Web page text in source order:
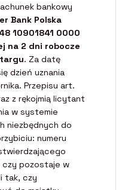
bankowy
Bank Polska
10901841 0000
na 2 dni robocze
. Za datę
dzień uznania
Przepisu art.
z rękojmią licytant
w systemie
niezbędnych do
numeru
czy pozostaje w
tak, czy